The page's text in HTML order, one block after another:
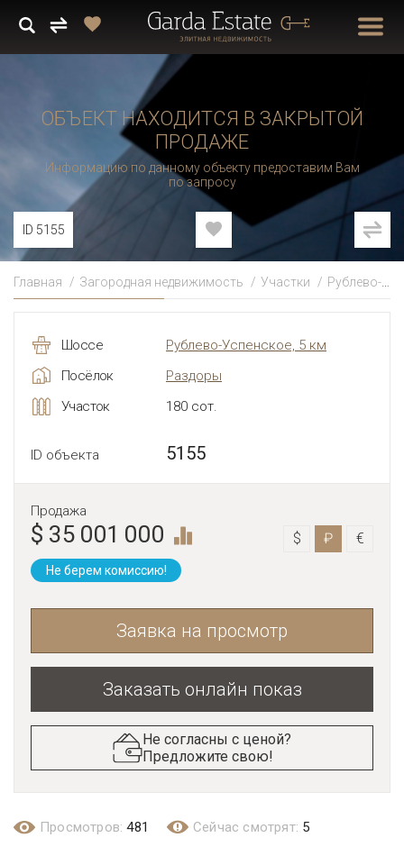
ОБЪЕКТ НАХОДИТСЯ В ЗАКРЫТОЙ
ПРОДАЖЕ
Информацию по данному объекту предоставим Вам
по запросу
ID 5155
Главная Загородная недвижимость Участки Рублево-Успенское
Шоссе
Рублево-Успенское, 5 км
Посёлок
Раздоры
Участок
180 сот.
ID объекта 5155
Продажа
$ 35 001 000 $ ₽ €
Не берем комиссию!
Заявка на просмотр
Заказать онлайн показ
Не согласны с ценой?
Предложите свою!
Просмотров:481 Сейчас смотрят: 5